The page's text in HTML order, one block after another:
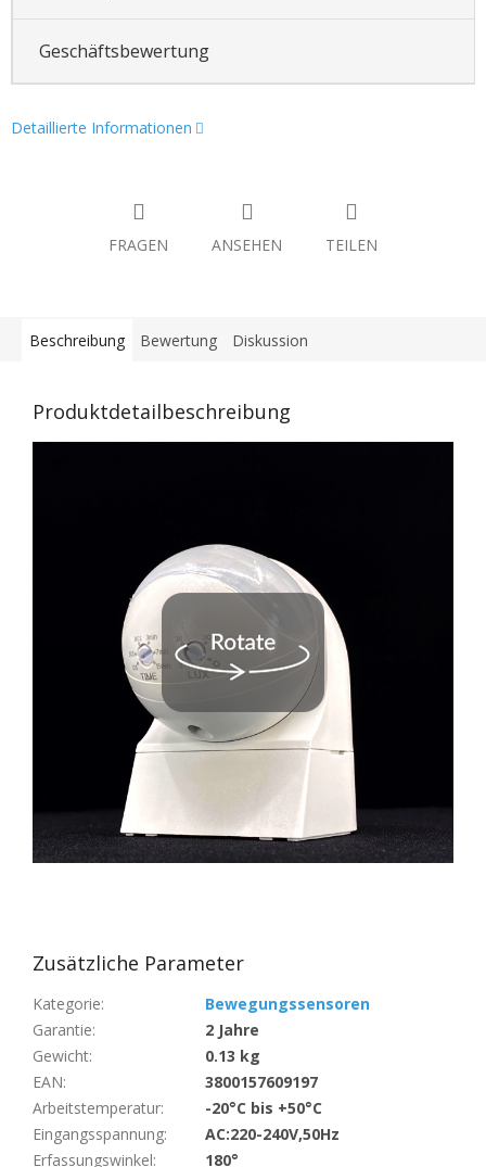
Geschäftsbewertung
Detaillierte Informationen
FRAGEN ANSEHEN TEILEN
Beschreibung Bewertung Diskussion
Produktdetailbeschreibung
Zusätzliche Parameter
Kategorie:
Bewegungssensoren
Garantie:
2 Jahre
Gewicht:
0.13 kg
EAN:
3800157609197
Arbeitstemperatur:
-20°C bis +50°C
Eingangsspannung:
AC:220-240V,50Hz
Erfassungswinkel: 180°